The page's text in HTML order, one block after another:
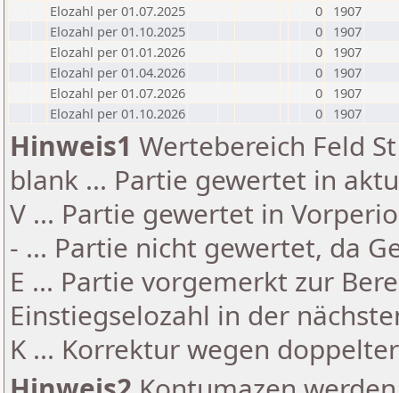
Elozahl per 01.07.2025
0
1907
Elozahl per 01.10.2025
0
1907
Elozahl per 01.01.2026
0
1907
Elozahl per 01.04.2026
0
1907
Elozahl per 01.07.2026
0
1907
Elozahl per 01.10.2026
0 1907
Hinweis1 Wertebereich Feld
blank ... Partie gewertet in
V ... Partie gewertet in
- ... Partie nicht gewertet, da
E ... Partie vorgemerkt zur
Einstiegselozahl in der
K ... Korrektur wegen